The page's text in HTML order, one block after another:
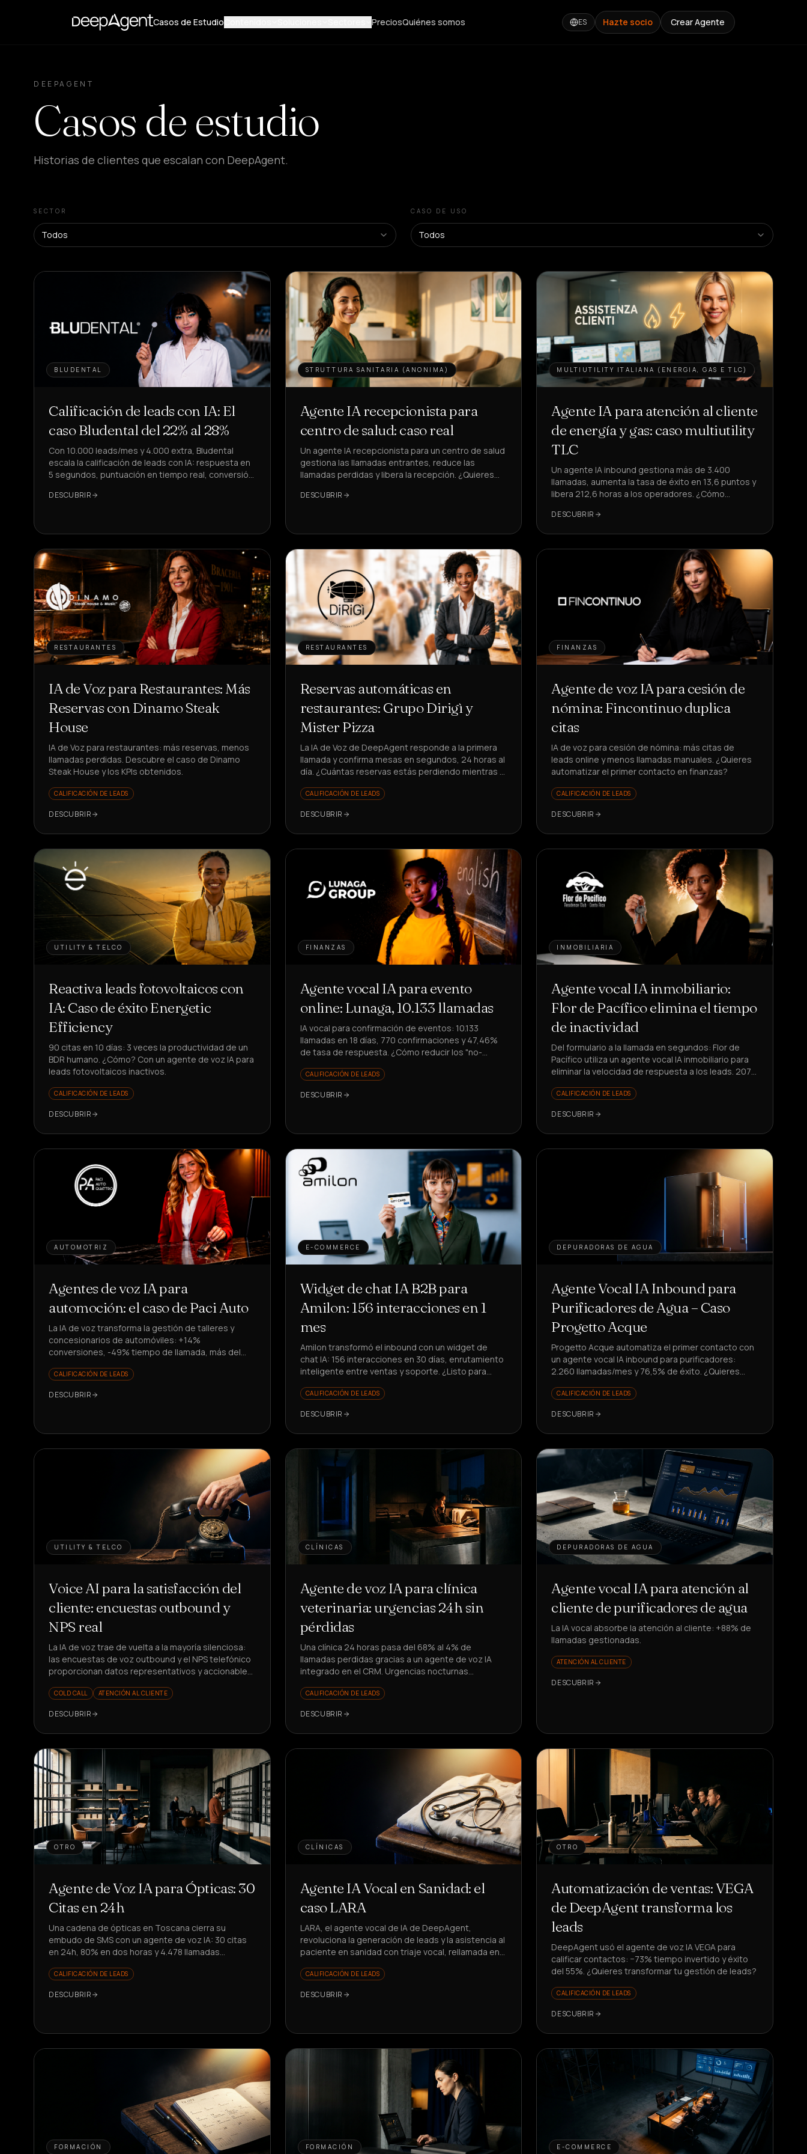
Casos de Estudio PreciosQuiénes somos ES Hazte socio Crear Agente
DEEPAGENT
Casos de estudio
Historias de clientes que escalan con DeepAgent.
SECTOR
Todos
CASO DE USO
Todos
BLUDENTAL
Calificación de leads con IA: El
caso Bludental del 22% al 28%
Con 10.000 leads/mes y 4.000 extra, Bludental
escala la calificación de leads con IA: respuesta en
5 segundos, puntuación en tiempo real, conversión
DESCUBRIR
STRUTTURA SANITARIA (ANONIMA)
Agente IA recepcionista para
centro de salud: caso real
Un agente IA recepcionista para un centro de salud
gestiona las llamadas entrantes, reduce las
llamadas perdidas y libera la recepción. ¿Quieres
DESCUBRIR
MULTIUTILITY ITALIANA (ENERGIA, GAS E TLC)
Agente IA para atención al cliente
de energía y gas: caso multiutility
TLC
Un agente IA inbound gestiona más de 3.400
llamadas, aumenta la tasa de éxito en 13,6 puntos y
libera 212,6 horas a los operadores. ¿Cómo
DESCUBRIR
RESTAURANTES
IA de Voz para Restaurantes: Más
Reservas con Dinamo Steak
House
IA de Voz para restaurantes: más reservas, menos
llamadas perdidas. Descubre el caso de Dinamo
Steak House y los KPIs obtenidos.
CALIFICACIÓN DE LEADS
DESCUBRIR
RESTAURANTES
Reservas automáticas en
restaurantes: Grupo Dirigì y
Mister Pizza
La IA de Voz de DeepAgent responde a la primera
llamada y confirma mesas en segundos, 24 horas al
día. ¿Cuántas reservas estás perdiendo mientras el
CALIFICACIÓN DE LEADS
DESCUBRIR
FINANZAS
Agente de voz IA para cesión de
nómina: Fincontinuo duplica
citas
IA de voz para cesión de nómina: más citas de
leads online y menos llamadas manuales. ¿Quieres
automatizar el primer contacto en finanzas?
CALIFICACIÓN DE LEADS
DESCUBRIR
UTILITY & TELCO
Reactiva leads fotovoltaicos con
IA: Caso de éxito Energetic
Efficiency
90 citas en 10 días: 3 veces la productividad de un
BDR humano. ¿Cómo? Con un agente de voz IA para
leads fotovoltaicos inactivos.
CALIFICACIÓN DE LEADS
DESCUBRIR
FINANZAS
Agente vocal IA para evento
online: Lunaga, 10.133 llamadas
IA vocal para confirmación de eventos: 10.133
llamadas en 18 días, 770 confirmaciones y 47,46%
de tasa de respuesta. ¿Cómo reducir los "no-
CALIFICACIÓN DE LEADS
DESCUBRIR
INMOBILIARIA
Agente vocal IA inmobiliario:
Flor de Pacífico elimina el tiempo
de inactividad
Del formulario a la llamada en segundos: Flor de
Pacífico utiliza un agente vocal IA inmobiliario para
eliminar la velocidad de respuesta a los leads. 207
respuestas.
CALIFICACIÓN DE LEADS
DESCUBRIR
AUTOMOTRIZ
Agentes de voz IA para
automoción: el caso de Paci Auto
La IA de voz transforma la gestión de talleres y
concesionarios de automóviles: +14%
conversiones, -49% tiempo de llamada, más del
contratar?
CALIFICACIÓN DE LEADS
DESCUBRIR
E-COMMERCE
Widget de chat IA B2B para
Amilon: 156 interacciones en 1
mes
Amilon transformó el inbound con un widget de
chat IA: 156 interacciones en 30 días, enrutamiento
inteligente entre ventas y soporte. ¿Listo para
CALIFICACIÓN DE LEADS
DESCUBRIR
DEPURADORAS DE AGUA
Agente Vocal IA Inbound para
Purificadores de Agua – Caso
Progetto Acque
Progetto Acque automatiza el primer contacto con
un agente vocal IA inbound para purificadores:
2.260 llamadas/mes y 76,5% de éxito. ¿Quieres
CALIFICACIÓN DE LEADS
DESCUBRIR
UTILITY & TELCO
Voice AI para la satisfacción del
cliente: encuestas outbound y
NPS real
La IA de voz trae de vuelta a la mayoría silenciosa:
las encuestas de voz outbound y el NPS telefónico
proporcionan datos representativos y accionables.
COLD CALL ATENCIÓN AL CLIENTE
DESCUBRIR
CLÍNICAS
Agente de voz IA para clínica
veterinaria: urgencias 24h sin
pérdidas
Una clínica 24 horas pasa del 68% al 4% de
llamadas perdidas gracias a un agente de voz IA
integrado en el CRM. Urgencias nocturnas
CALIFICACIÓN DE LEADS
DESCUBRIR
DEPURADORAS DE AGUA
Agente vocal IA para atención al
cliente de purificadores de agua
La IA vocal absorbe la atención al cliente: +88% de
llamadas gestionadas.
ATENCIÓN AL CLIENTE
DESCUBRIR
OTRO
Agente de Voz IA para Ópticas: 30
Citas en 24h
Una cadena de ópticas en Toscana cierra su
embudo de SMS con un agente de voz IA: 30 citas
en 24h, 80% en dos horas y 4.478 llamadas
CALIFICACIÓN DE LEADS
DESCUBRIR
CLÍNICAS
Agente IA Vocal en Sanidad: el
caso LARA
LARA, el agente vocal de IA de DeepAgent,
revoluciona la generación de leads y la asistencia al
paciente en sanidad con triaje vocal, rellamada en
CALIFICACIÓN DE LEADS
DESCUBRIR
OTRO
Automatización de ventas: VEGA
de DeepAgent transforma los
leads
DeepAgent usó el agente de voz IA VEGA para
calificar contactos: −73% tiempo invertido y éxito
del 55%. ¿Quieres transformar tu gestión de leads?
CALIFICACIÓN DE LEADS
DESCUBRIR
FORMACIÓN FORMACIÓN E-COMMERCE